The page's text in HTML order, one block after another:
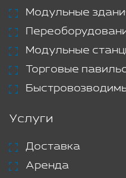
Модульные
Модульные
Торговые
Услуги
Доставка
Аренда